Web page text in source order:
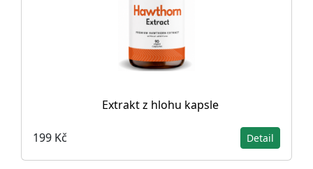
Extrakt z hlohu kapsle
199 Kč Detail